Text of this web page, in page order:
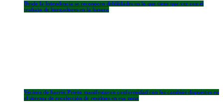
Desde la Intendencia se reconocen debilidades en lo que tiene que ver con el
trabajo de hurgadores en la basura
Vecinos de barrio Prieto manifestaron conformidad con los cambios dispuestos en
el sistema de recolección de residuos en esa zona